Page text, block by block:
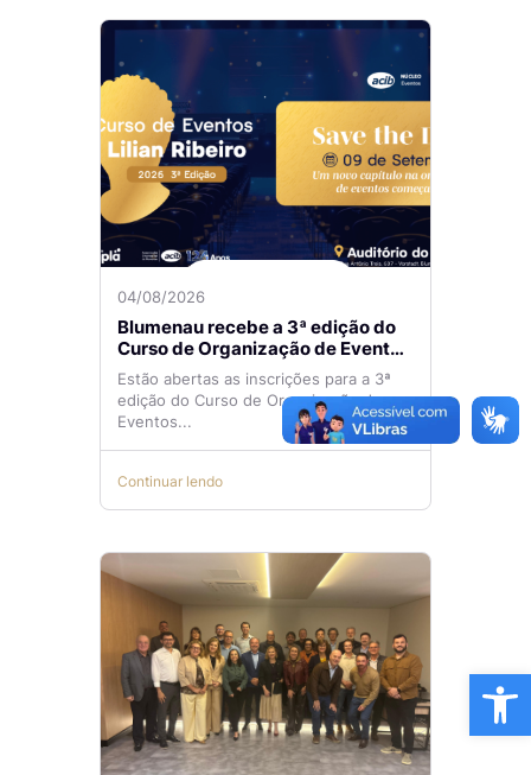
04/08/2026
Blumenau recebe a 3ª edição do
Curso de Organização de Eventos
Lilian Ribeiro
Estão abertas as inscrições para a 3ª
edição do Curso de Organização de
Eventos...
Continuar lendo